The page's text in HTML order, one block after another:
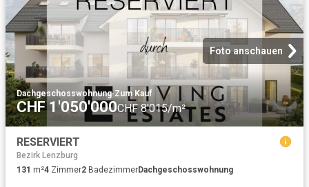
Foto anschauen
Dachgeschosswohnung·Zum Kauf
CHF 1'050'000CHF 8'015/m²
RESERVIERT
Bezirk Lenzburg
131 m²4 Zimmer2 BadezimmerDachgeschosswohnung